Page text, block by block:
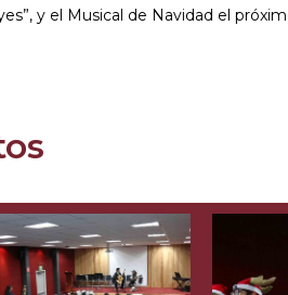
y el Musical de Navidad el